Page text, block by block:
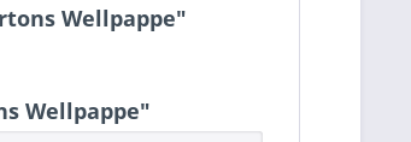
Wellpappe"
Wellpappe"